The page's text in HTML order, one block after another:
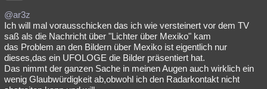
@ar3z
Ich will mal vorausschicken das ich wie versteinert vor dem TV
saß als die Nachricht über "Lichter über Mexiko" kam
das Problem an den Bildern über Mexiko ist eigentlich nur
dieses,das ein UFOLOGE die Bilder präsentiert hat.
Das nimmt der ganzen Sache in meinen Augen auch wirklich ein
wenig Glaubwürdigkeit ab,obwohl ich den Radarkontakt nicht